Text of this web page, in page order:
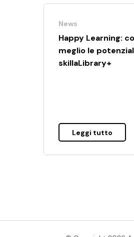
News
Happy Learning:
meglio le
skillaLibrary+
Leggi tutto